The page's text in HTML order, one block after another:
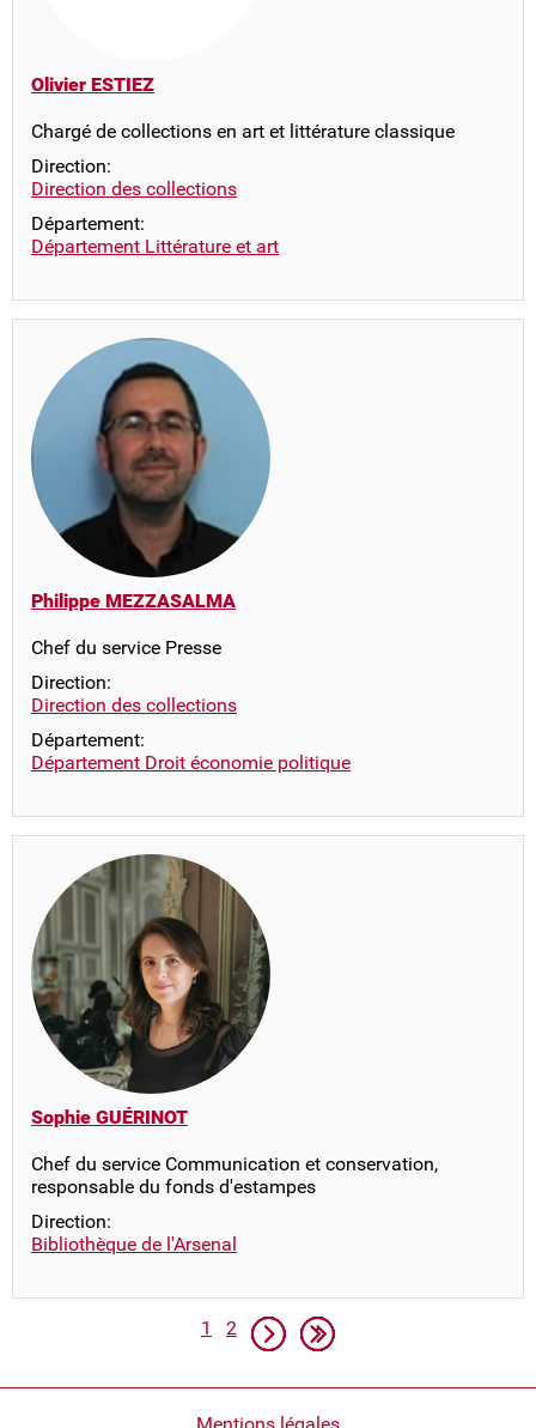
Olivier ESTIEZ
Chargé de collections en art et littérature classique
Direction:
Direction des collections
Département:
Département Littérature et art
Philippe MEZZASALMA
Chef du service Presse
Direction:
Direction des collections
Département:
Département Droit économie politique
Sophie GUÉRINOT
Chef du service Communication et conservation,
responsable du fonds d'estampes
Direction:
Bibliothèque de l'Arsenal
Pagination
Page
1 Page
2 Page suivante
Dernière page